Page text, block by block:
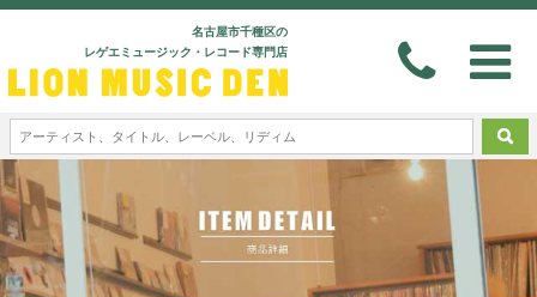
名古屋市千種区の
レゲエミュージック・レコード専門店